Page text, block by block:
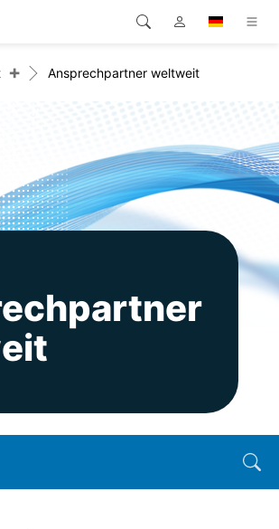
Pazifik
+ Ansprechpartner weltweit